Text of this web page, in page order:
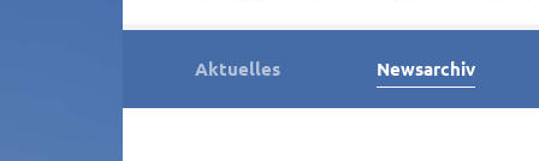
Aktuelles Newsarchiv